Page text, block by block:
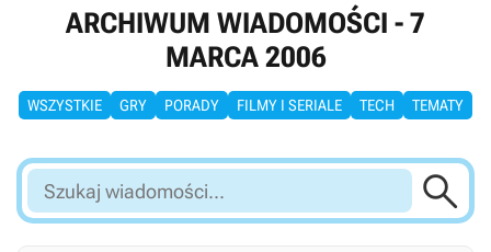
ARCHIWUM WIADOMOŚCI - 7
MARCA 2006
WSZYSTKIE GRY PORADY FILMY I SERIALE TECH TEMATY
Szukaj
wiadomości...
